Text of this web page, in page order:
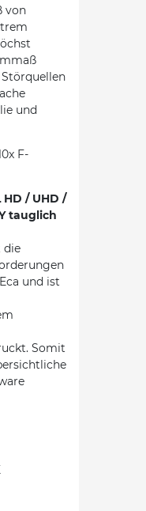
von
und
F-
HD / UHD /
tauglich
die
und ist
Somit